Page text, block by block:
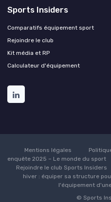
Sports Insiders
Comparatifs équipement sport
Rejoindre le club
Kit média et RP
Calculateur d'équipement
Mentions légales
enquête 2025 – Le monde du sport
Rejoindre le club Sports Insiders
hiver : équiper sa structure
l'équipement
© Sports